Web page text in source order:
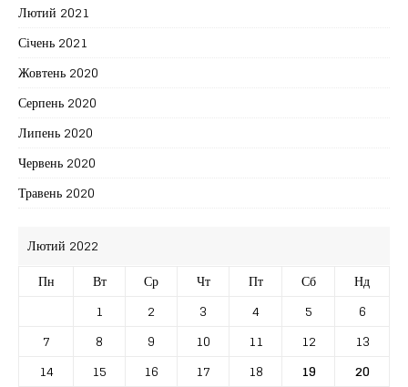
Лютий 2021
Січень 2021
Жовтень 2020
Серпень 2020
Липень 2020
Червень 2020
Травень 2020
Лютий 2022
Пн
Вт Ср Чт Пт Сб
Нд
1
2 3 4 5
6
7
8 9 10 11 12
13
14
15 16 17 18 19 20